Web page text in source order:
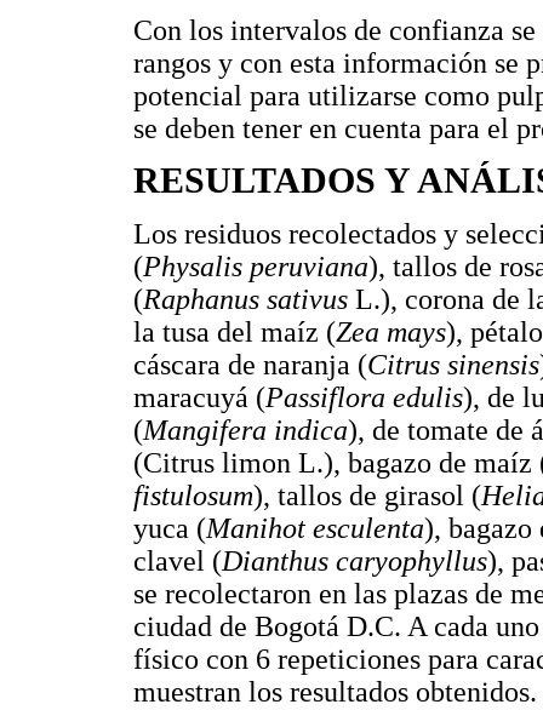
Con los intervalos de confianza
rangos y con esta información se
potencial para utilizarse como
se deben tener en cuenta para el
RESULTADOS Y
Los residuos recolectados y
(Physalis peruviana), tallos de
(Raphanus sativus L.), corona de
la tusa del maíz (Zea mays),
cáscara de naranja (Citrus sinensis
maracuyá (Passiflora edulis), de
(Mangifera indica), de tomate de
(Citrus limon L.), bagazo de
fistulosum), tallos de girasol (
yuca (Manihot esculenta), bagazo
clavel (Dianthus caryophyllus),
se recolectaron en las plazas de
ciudad de Bogotá D.C. A cada
físico con 6 repeticiones para
muestran los resultados obtenidos.